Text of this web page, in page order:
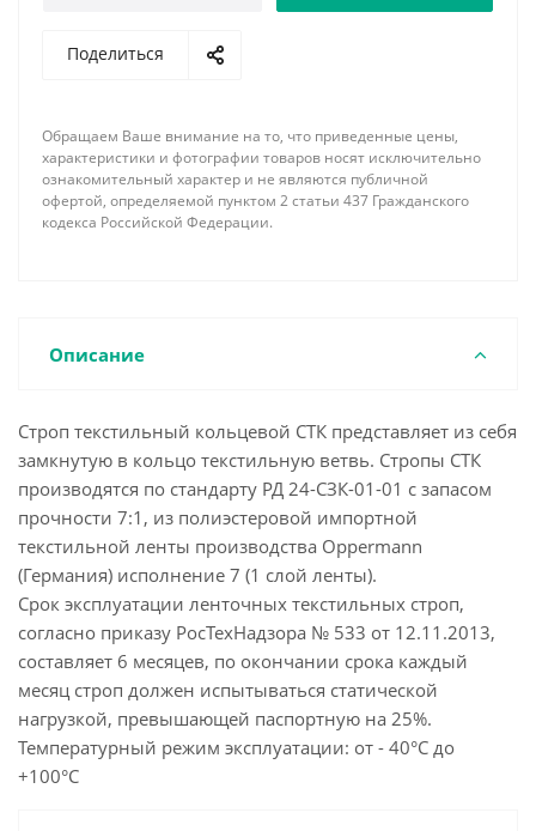
Поделиться
Обращаем Ваше внимание на то, что приведенные цены,
характеристики и фотографии товаров носят исключительно
ознакомительный характер и не являются публичной
офертой, определяемой пунктом 2 статьи 437 Гражданского
кодекса Российской Федерации.
Описание
Строп текстильный кольцевой СТК представляет из себя
замкнутую в кольцо текстильную ветвь. Стропы СТК
производятся по стандарту РД 24-СЗК-01-01 с запасом
прочности 7:1, из полиэстеровой импортной
текстильной ленты производства Oppermann
(Германия) исполнение 7 (1 слой ленты).
Срок эксплуатации ленточных текстильных строп,
согласно приказу РосТехНадзора № 533 от 12.11.2013,
составляет 6 месяцев, по окончании срока каждый
месяц строп должен испытываться статической
нагрузкой, превышающей паспортную на 25%.
Температурный режим эксплуатации: от - 40°С до
+100°С